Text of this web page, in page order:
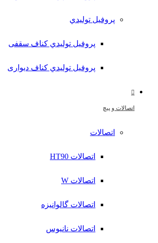
پروفیل تولیدي
پروفیل تولیدي کناف سقفی
پروفیل تولیدي کناف دیواری
اتصالات و پیچ
اتصالات
اتصالات HT90
اتصالات W
اتصالات گالوانیزه
اتصالات نانیوس